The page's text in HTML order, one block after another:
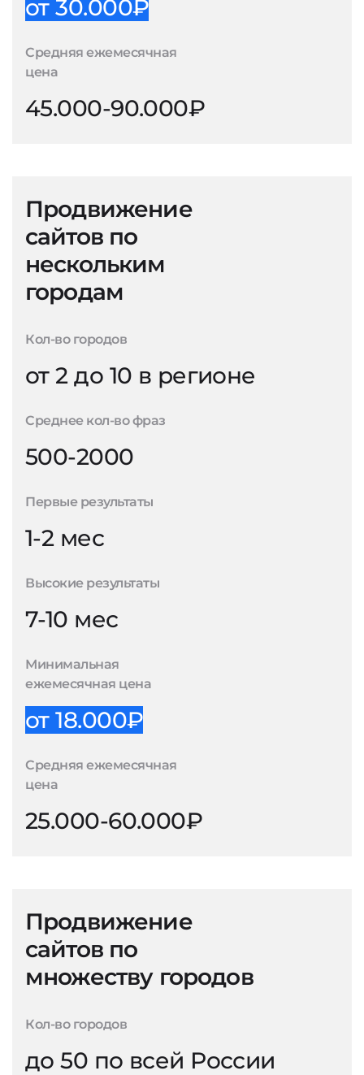
от 30.000₽
Средняя ежемесячная
цена
45.000-90.000₽
Продвижение
сайтов по
нескольким
городам
Кол-во городов
от 2 до 10 в регионе
Среднее кол-во фраз
500-2000
Первые результаты
1-2 мес
Высокие результаты
7-10 мес
Минимальная
ежемесячная цена
от 18.000₽
Средняя ежемесячная
цена
25.000-60.000₽
Продвижение
сайтов по
множеству городов
Кол-во городов
до 50 по всей России